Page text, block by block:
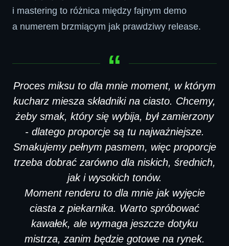
i mastering to różnica między fajnym demo
a numerem brzmiącym jak prawdziwy release.
Proces miksu to dla mnie moment, w którym
kucharz miesza składniki na ciasto. Chcemy,
żeby smak, który się wybija, był zamierzony
- dlatego proporcje są tu najważniejsze.
Smakujemy pełnym pasmem, więc proporcje
trzeba dobrać zarówno dla niskich, średnich,
jak i wysokich tonów.
Moment renderu to dla mnie jak wyjęcie
ciasta z piekarnika. Warto spróbować
kawałek, ale wymaga jeszcze dotyku
mistrza, zanim będzie gotowe na rynek.